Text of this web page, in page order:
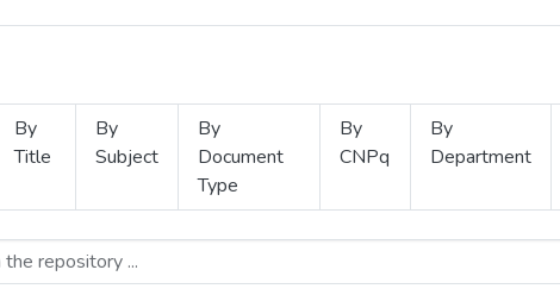
By
Title
By
Subject
By
Document
Type
By
CNPq
By
Department